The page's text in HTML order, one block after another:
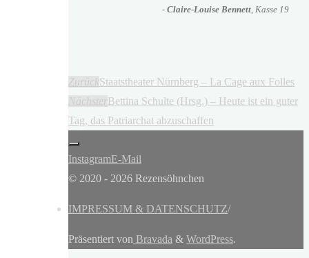
- Claire-Louise Bennett, Kasse 19
ZurückStaatstheater Nürnberg – La Cage aux Folles
NächsterBettina Schulte (Hrsg.) – Heute ist ein guter
Tag, das Patriarchat abzuschaffen
InstagramE-Mail
© 2020 - 2026 Rezensöhnchen
IMPRESSUM & DATENSCHUTZ/
Präsentiert von Bravada & WordPress.